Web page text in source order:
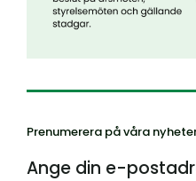
Prenumerera på våra
Ange din e-